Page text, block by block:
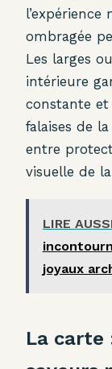
l’expérience
ombragée
Les larges
intérieure
constante
falaises de
entre
visuelle de la
LIRE
joyaux
La carte